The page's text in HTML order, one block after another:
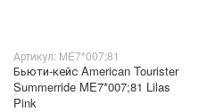
Артикул: ME7*007;81
Бьюти-кейс American Tourister
Summerride ME7*007;81 Lilas
Pink